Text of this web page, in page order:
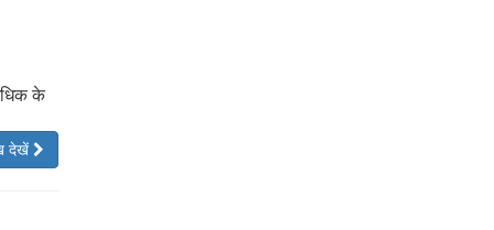
के
देखें